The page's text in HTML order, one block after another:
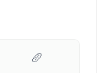
🥖